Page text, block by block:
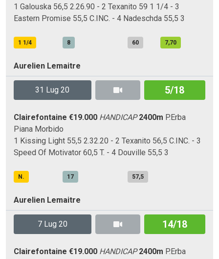
1 Galouska 56,5 2.26.90 - 2 Texanito 59 1 1/4 - 3
Eastern Promise 55,5 C.INC. - 4 Nadeschda 55,5 3
1 1/4 8 60 7,70
Aurelien Lemaitre
31 Lug 20 5/18
Clairefontaine €19.000 HANDICAP 2400m P.Erba
Piana Morbido
1 Kissing Light 55,5 2.32.20 - 2 Texanito 56,5 C.INC. - 3
Speed Of Motivator 60,5 T. - 4 Douville 55,5 3
N. 17 57,5
Aurelien Lemaitre
7 Lug 20 14/18
Clairefontaine €19.000 HANDICAP 2400m P.Erba